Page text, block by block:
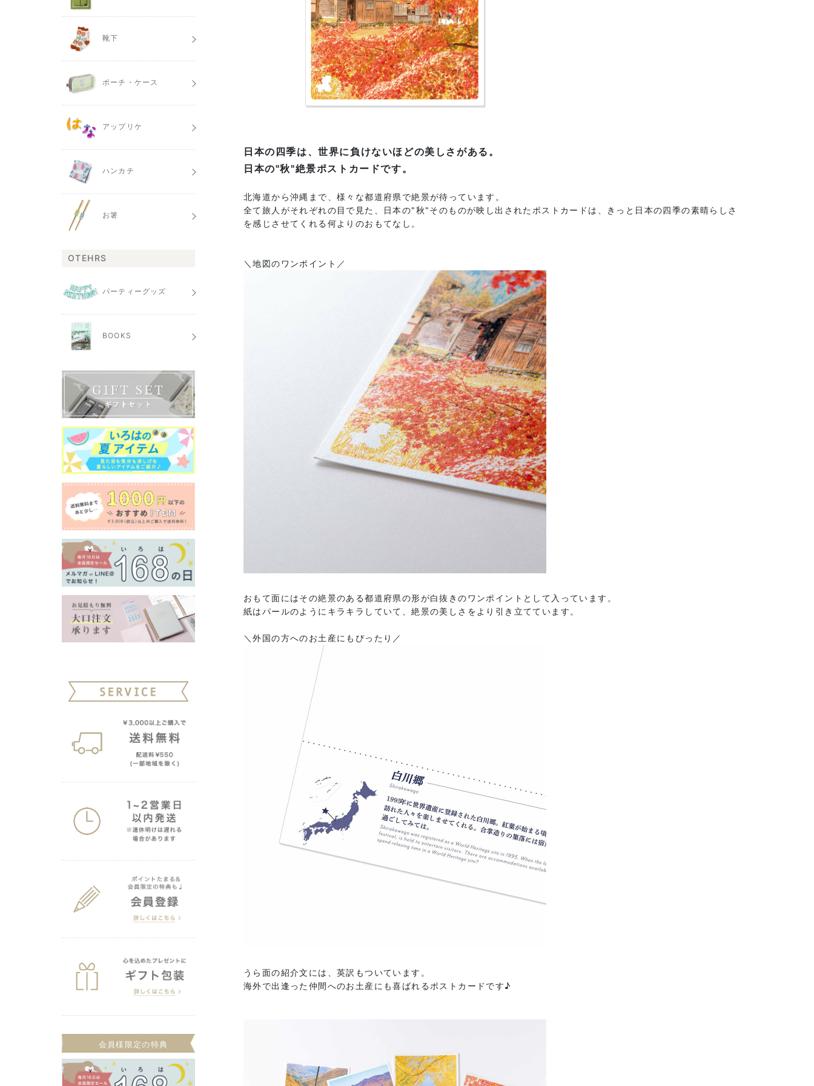
日本の四季は、世界に負けないほどの美しさがある。
日本の"秋"絶景ポストカードです。
北海道から沖縄まで、様々な都道府県で絶景が待っています。
全て旅人がそれぞれの目で見た、日本の"秋"そのものが映し出されたポストカードは、きっと日本の四季の素晴らしさ
を感じさせてくれる何よりのおもてなし。
＼地図のワンポイント／
おもて面にはその絶景のある都道府県の形が白抜きのワンポイントとして入っています。
紙はパールのようにキラキラしていて、絶景の美しさをより引き立てています。
＼外国の方へのお土産にもぴったり／
うら面の紹介文には、英訳もついています。
海外で出逢った仲間へのお土産にも喜ばれるポストカードです♪
靴下
ポーチ・ケース
アップリケ
ハンカチ
お箸
OTEHRS
パーティーグッズ
BOOKS
会員様限定の特典